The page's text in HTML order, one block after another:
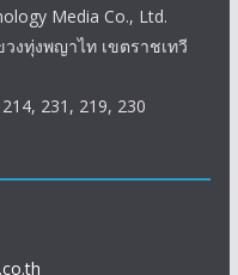
Media Co., Ltd.
งทุ่งพญาไท เขตราชเทวี
231, 219, 230